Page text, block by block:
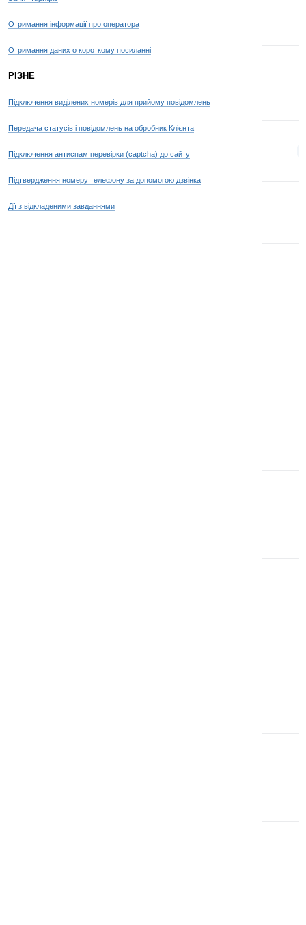
Отримання інформації про оператора
Отримання даних о короткому посиланні
РІЗНЕ
Підключення виділених номерів для прийому повідомлень
Передача статусів і повідомлень на обробник Клієнта
Підключення антиспам перевірки (captcha) до сайту
Підтвердження номеру телефону за допомогою дзвінка
Дії з відкладеними завданнями